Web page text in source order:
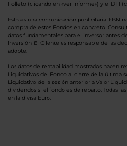
Folleto (clicando en «ver informe») y el DFI
Esto es una comunicación publicitaria. EBN
compra de estos Fondos en concreto.
datos fundamentales para el inversor antes
inversión. El Cliente es responsable de las
adopte.
Los datos de rentabilidad mostrados hacen
Liquidativos del Fondo al cierre de la última
Liquidativo de la sesión anterior a Valor
dividendos si el fondo es de reparto. Todas
en la divisa Euro.